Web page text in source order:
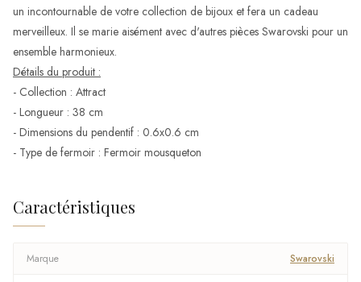
un incontournable de votre collection de bijoux et fera un cadeau
merveilleux. Il se marie aisément avec d'autres pièces Swarovski pour un
ensemble harmonieux.
Détails du produit :
- Collection : Attract
- Longueur : 38 cm
- Dimensions du pendentif : 0.6x0.6 cm
- Type de fermoir : Fermoir mousqueton
Caractéristiques
Marque Swarovski